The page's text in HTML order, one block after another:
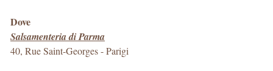
Dove
Salsamenteria di Parma
40, Rue Saint-Georges-Parigi